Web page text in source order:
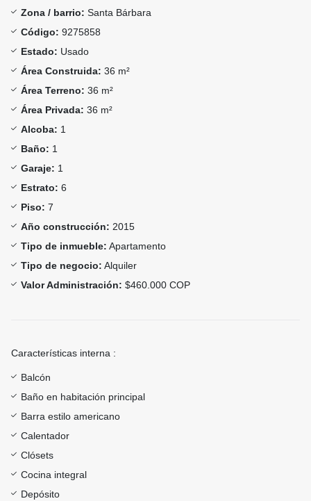
Zona / barrio: Santa Bárbara
Código: 9275858
Estado: Usado
Área Construida: 36 m²
Área Terreno: 36 m²
Área Privada: 36 m²
Alcoba: 1
Baño: 1
Garaje: 1
Estrato: 6
Piso: 7
Año construcción: 2015
Tipo de inmueble: Apartamento
Tipo de negocio: Alquiler
Valor Administración: $460.000 COP
Características interna :
Balcón
Baño en habitación principal
Barra estilo americano
Calentador
Clósets
Cocina integral
Depósito